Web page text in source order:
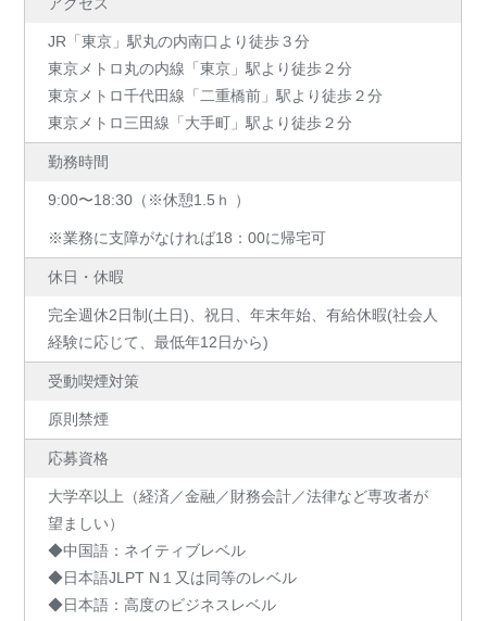
JR「東京」駅丸の内南口より徒歩３分
東京メトロ丸の内線「東京」駅より徒歩２分
東京メトロ千代田線「二重橋前」駅より徒歩２分
東京メトロ三田線「大手町」駅より徒歩２分
勤務時間
9:00〜18:30（※休憩1.5ｈ ）
※業務に支障がなければ18：00に帰宅可
休日・休暇
完全週休2日制(土日)、祝日、年末年始、有給休暇(社会人
経験に応じて、最低年12日から)
受動喫煙対策
原則禁煙
応募資格
大学卒以上（経済／金融／財務会計／法律など専攻者が
望ましい）
◆中国語：ネイティブレベル
◆日本語JLPT N１又は同等のレベル
◆日本語：高度のビジネスレベル